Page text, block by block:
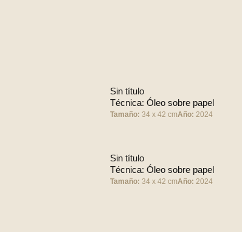
Sin título
Técnica: Óleo sobre papel
Tamaño: 34 x 42 cmAño: 2024
Sin título
Técnica: Óleo sobre papel
Tamaño: 34 x 42 cmAño: 2024